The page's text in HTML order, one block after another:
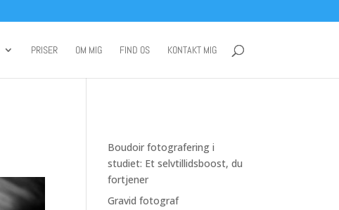
PRISER OM MIG FIND OS KONTAKT MIG
Boudoir fotografering i
studiet: Et selvtillidsboost, du
fortjener
Gravid fotograf